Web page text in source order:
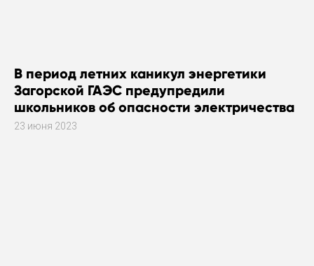
В период летних каникул энергетики
Загорской ГАЭС предупредили
школьников об опасности электричества
23 июня 2023